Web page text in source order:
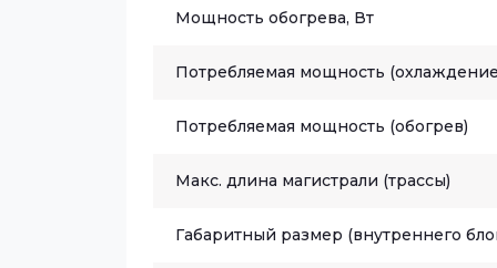
Мощность обогрева, Вт
Потребляемая мощность
Потребляемая мощность (обогрев)
Макс. длина магистрали (трассы)
Габаритный размер (внутреннего